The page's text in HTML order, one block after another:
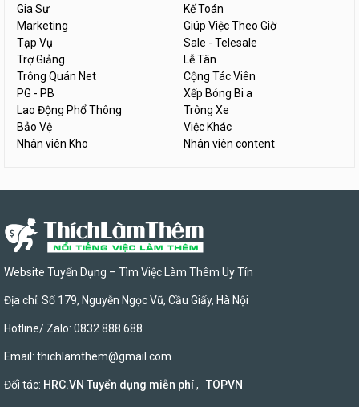
Gia Sư
Kế Toán
Marketing
Giúp Việc Theo Giờ
Tạp Vụ
Sale - Telesale
Trợ Giảng
Lễ Tân
Trông Quán Net
Cộng Tác Viên
PG - PB
Xếp Bóng Bi a
Lao Động Phổ Thông
Trông Xe
Bảo Vệ
Việc Khác
Nhân viên Kho
Nhân viên content
Website Tuyển Dụng – Tìm Việc Làm Thêm Uy Tín
Địa chỉ: Số 179, Nguyễn Ngọc Vũ, Cầu Giấy, Hà Nội
Hotline/ Zalo: 0832 888 688
Email: thichlamthem@gmail.com
Đối tác: HRC.VN Tuyển dụng miễn phí, TOPVN